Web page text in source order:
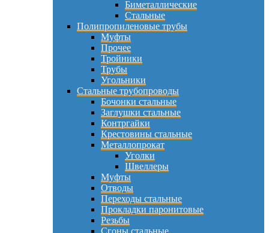
Биметаллические
Стальные
Полипропиленовые трубы
Муфты
Прочее
Тройники
Трубы
Угольники
Стальные трубопроводы
Бочонки стальные
Заглушки стальные
Контргайки
Крестовины стальные
Металлопрокат
Уголки
Швеллеры
Муфты
Отводы
Переходы стальные
Прокладки паронитовые
Резьбы
Сгоны стальные